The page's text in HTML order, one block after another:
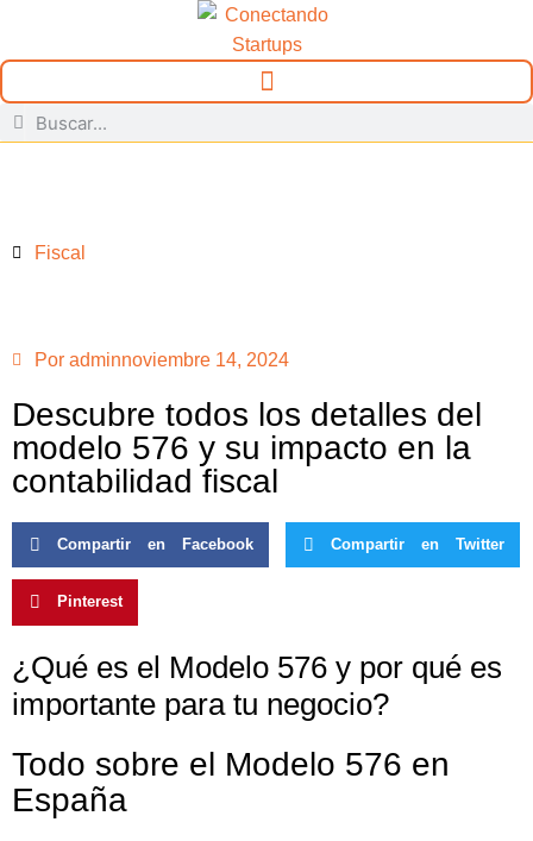
Fiscal
Por adminnoviembre 14, 2024
Descubre todos los detalles del
modelo 576 y su impacto en la
contabilidad fiscal
Compartir en Facebook Compartir en Twitter
Pinterest
¿Qué es el Modelo 576 y por qué es
importante para tu negocio?
Todo sobre el Modelo 576 en
España